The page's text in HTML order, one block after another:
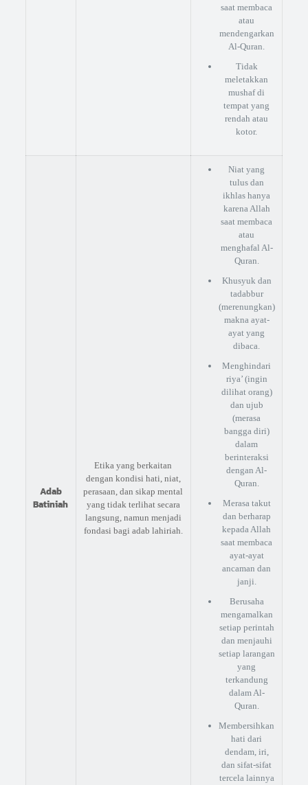
saat membaca
atau
mendengarkan
Al-Quran.
Tidak
meletakkan
mushaf di
tempat yang
rendah atau
kotor.
Adab
Batiniah
Etika yang berkaitan
dengan kondisi hati, niat,
perasaan, dan sikap mental
yang tidak terlihat secara
langsung, namun menjadi
fondasi bagi adab lahiriah.
Niat yang
tulus dan
ikhlas hanya
karena Allah
saat membaca
atau
menghafal Al-
Quran.
Khusyuk dan
tadabbur
(merenungkan)
makna ayat-
ayat yang
dibaca.
Menghindari
riya’ (ingin
dilihat orang)
dan ujub
(merasa
bangga diri)
dalam
berinteraksi
dengan Al-
Quran.
Merasa takut
dan berharap
kepada Allah
saat membaca
ayat-ayat
ancaman dan
janji.
Berusaha
mengamalkan
setiap perintah
dan menjauhi
setiap larangan
yang
terkandung
dalam Al-
Quran.
Membersihkan
hati dari
dendam, iri,
dan sifat-sifat
tercela lainnya